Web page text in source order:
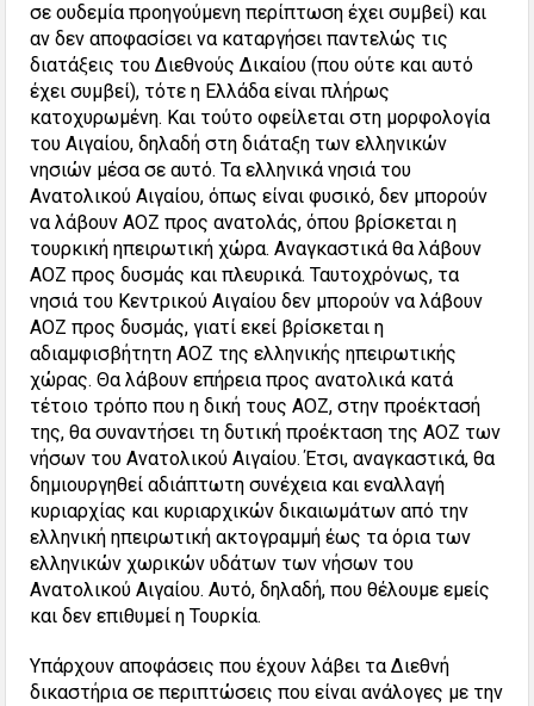
σε ουδεμία προηγούμενη περίπτωση έχει συμβεί) και
αν δεν αποφασίσει να καταργήσει παντελώς τις
διατάξεις του Διεθνούς Δικαίου (που ούτε και αυτό
έχει συμβεί), τότε η Ελλάδα είναι πλήρως
κατοχυρωμένη. Και τούτο οφείλεται στη μορφολογία
του Αιγαίου, δηλαδή στη διάταξη των ελληνικών
νησιών μέσα σε αυτό. Τα ελληνικά νησιά του
Ανατολικού Αιγαίου, όπως είναι φυσικό, δεν μπορούν
να λάβουν ΑΟΖ προς ανατολάς, όπου βρίσκεται η
τουρκική ηπειρωτική χώρα. Αναγκαστικά θα λάβουν
ΑΟΖ προς δυσμάς και πλευρικά. Ταυτοχρόνως, τα
νησιά του Κεντρικού Αιγαίου δεν μπορούν να λάβουν
ΑΟΖ προς δυσμάς, γιατί εκεί βρίσκεται η
αδιαμφισβήτητη ΑΟΖ της ελληνικής ηπειρωτικής
χώρας. Θα λάβουν επήρεια προς ανατολικά κατά
τέτοιο τρόπο που η δική τους ΑΟΖ, στην προέκτασή
της, θα συναντήσει τη δυτική προέκταση της ΑΟΖ των
νήσων του Ανατολικού Αιγαίου. Έτσι, αναγκαστικά, θα
δημιουργηθεί αδιάπτωτη συνέχεια και εναλλαγή
κυριαρχίας και κυριαρχικών δικαιωμάτων από την
ελληνική ηπειρωτική ακτογραμμή έως τα όρια των
ελληνικών χωρικών υδάτων των νήσων του
Ανατολικού Αιγαίου. Αυτό, δηλαδή, που θέλουμε εμείς
και δεν επιθυμεί η Τουρκία.
Υπάρχουν αποφάσεις που έχουν λάβει τα Διεθνή
δικαστήρια σε περιπτώσεις που είναι ανάλογες με την